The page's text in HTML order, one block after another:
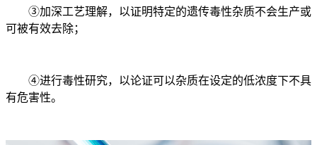
③加深工艺理解，以证明特定的遗传毒性杂质不会生产或
可被有效去除；
④进行毒性研究，以论证可以杂质在设定的低浓度下不具
有危害性。